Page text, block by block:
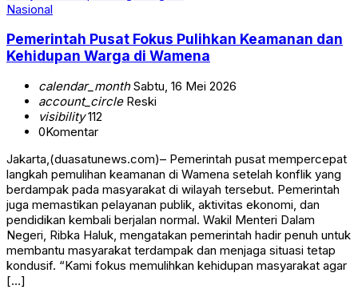
Nasional
Pemerintah Pusat Fokus Pulihkan Keamanan dan
Kehidupan Warga di Wamena
calendar_monthSabtu, 16 Mei 2026
account_circleReski
visibility112
0Komentar
Jakarta,(duasatunews.com)– Pemerintah pusat mempercepat
langkah pemulihan keamanan di Wamena setelah konflik yang
berdampak pada masyarakat di wilayah tersebut. Pemerintah
juga memastikan pelayanan publik, aktivitas ekonomi, dan
pendidikan kembali berjalan normal. Wakil Menteri Dalam
Negeri, Ribka Haluk, mengatakan pemerintah hadir penuh untuk
membantu masyarakat terdampak dan menjaga situasi tetap
kondusif. “Kami fokus memulihkan kehidupan masyarakat agar
[…]